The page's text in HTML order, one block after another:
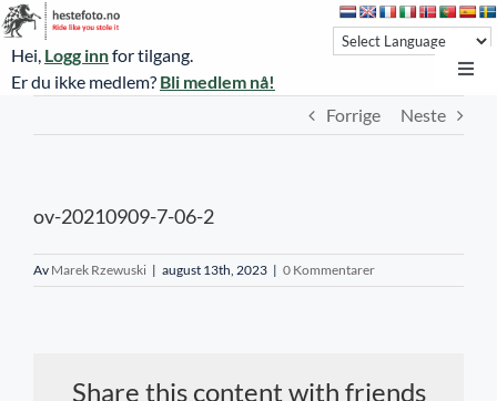
Skip
to
content
Hei, Logg innfor tilgang.
Er du ikke medlem? Bli medlem nå!
Øvrevoll treningsdager
NoARK
Forrige Neste
ov-20210909-7-06-2
Av Marek Rzewuski | august 13th, 2023 | 0 Kommentarer
Share this content with friends